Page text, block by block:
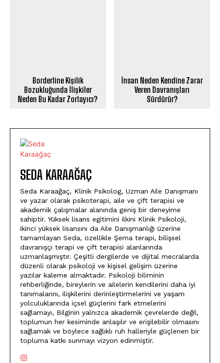
Borderline Kişilik
Bozukluğunda İlişkiler
Neden Bu Kadar Zorlayıcı?
İnsan Neden Kendine Zarar
Veren Davranışları
Sürdürür?
SEDA KARAAĞAÇ
Seda Karaağaç, Klinik Psikolog, Uzman Aile Danışmanı
ve yazar olarak psikoterapi, aile ve çift terapisi ve
akademik çalışmalar alanında geniş bir deneyime
sahiptir. Yüksek lisans egitimini ilkini Klinik Psikoloji,
ikinci yüksek lisansını da Aile Danışmanlığı üzerine
tamamlayan Seda, özellikle Şema terapi, bilişsel
davranışçı terapi ve çift terapisi alanlarında
uzmanlaşmıştır. Çeşitli dergilerde ve dijital mecralarda
düzenli olarak psikoloji ve kişisel gelişim üzerine
yazılar kaleme almaktadır. Psikoloji biliminin
rehberliğinde, bireylerin ve ailelerin kendilerini daha iyi
tanımalarını, ilişkilerini derinleştirmelerini ve yaşam
yolculuklarında içsel güçlerini fark etmelerini
sağlamayı, Bilginin yalnızca akademik çevrelerde değil,
toplumun her kesiminde anlaşılır ve erişilebilir olmasını
sağlamak ve böylece sağlıklı ruh halleriyle güçlenen bir
topluma katkı sunmayı vizyon edinmiştir.